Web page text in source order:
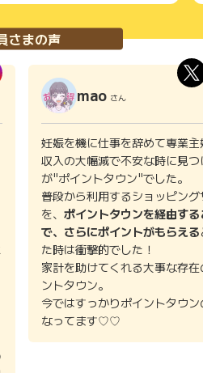
さまの声
mao さん
妊娠を機に仕事を辞めて専業
収入の大幅減で不安な時に見
が"ポイントタウン"でした。
普段から利用するショッピン
を、 ポイントタウンを経由する
で、さらにポイントがもらえる
た時は衝撃的でした！
家計を助けてくれる大事な存
ントタウン。
今ではすっかりポイントタウ
なってます♡♡